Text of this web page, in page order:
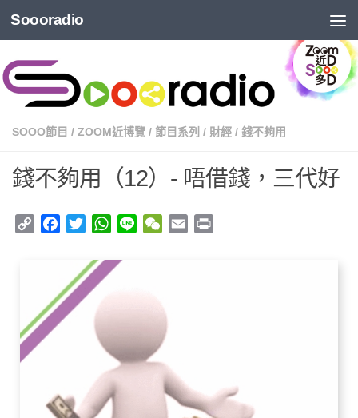
Soooradio
SOOO節目 / ZOOM近博覽 / 節目系列 / 財經 / 錢不夠用
錢不夠用（12）- 唔借錢，三代好
Copy
Facebook
TwitterWhatsApp
Line WeChat
Email